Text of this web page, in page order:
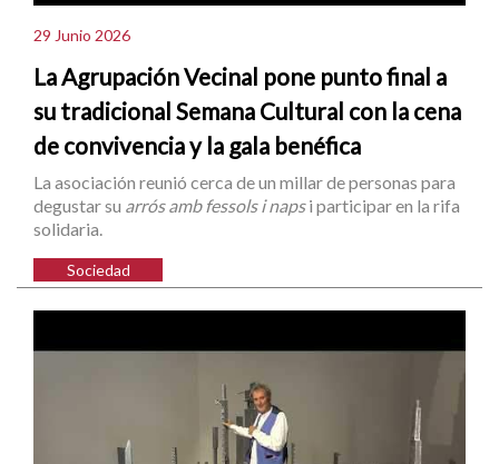
29 Junio 2026
La Agrupación Vecinal pone punto final a
su tradicional Semana Cultural con la cena
de convivencia y la gala benéfica
La asociación reunió cerca de un millar de personas para
degustar su arrós amb fessols i napsi participar en la rifa
solidaria.
Sociedad